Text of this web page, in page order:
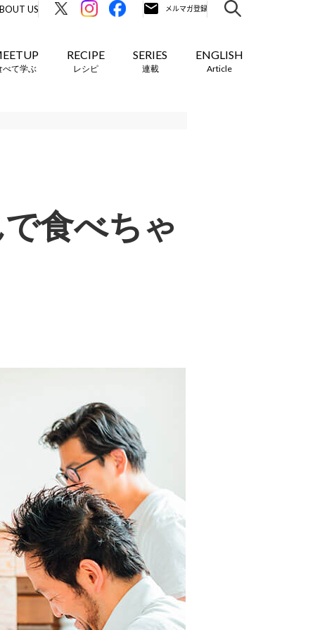
US
べて学ぶ
RECIPE
レシピ
SERIES
連載
ENGLISH
Article
食べちゃ